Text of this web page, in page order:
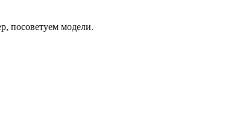
посоветуем модели.